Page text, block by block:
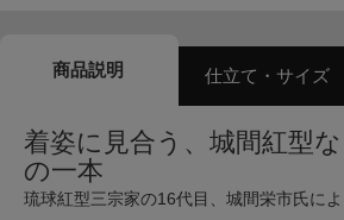
商品説明 仕立て・サイズ
着姿に見合う、城間紅型
の一本
琉球紅型三宗家の16代目、城間栄市氏によ